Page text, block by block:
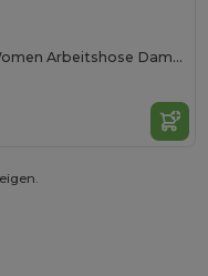
Work Pants Twill Women Arbeitshose Damen